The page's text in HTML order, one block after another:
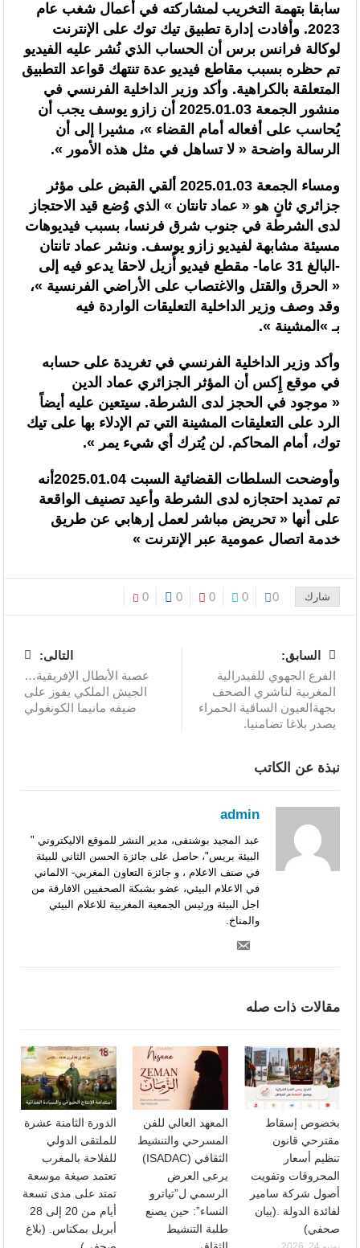
سابقا بتهمة التخريب لمشاركته في أعمال شغب عام
2023. وأفادت إدارة تطبيق تيك توك على الإنترنت
لوكالة فرانس برس أن الحساب الذي نُشر عليه الفيديو
تم حظره بسبب مقاطع فيديو عدة تنتهك قواعد التطبيق
المتعلقة بالكراهية. وأكد وزير الداخلية الفرنسي في
منشور الجمعة 2025.01.03 أن زازو يوسف يجب أن
يُحاسب على أفعاله أمام القضاء »، مشيرا إلى أن
الرسالة واضحة « لا تساهل في مثل هذه الأمور ».
ومساء الجمعة 2025.01.03 ألقي القبض على مؤثر
جزائري ثانٍ هو « عماد تانتان » الذي وُضع قيد الاحتجاز
لدى الشرطة في جنوب شرق فرنسا، بسبب فيديوهات
مسيئة مشابهة لفيديو زازو يوسف. ونشر عماد تانتان
-البالغ 31 عاما- مقطع فيديو أُزيل لاحقا يدعو فيه إلى
« الحرق والقتل والاغتصاب على الأراضي الفرنسية »،
وقد وصف وزير الداخلية التعليقات الواردة فيه
بـ »المشينة ».
وأكد وزير الداخلية الفرنسي في تغريدة على حسابه
في موقع إِكس أن المؤثر الجزائري عماد الدين
« موجود في الحجز لدى الشرطة. سيتعين عليه أيضاً
الرد على التعليقات المشينة التي تم الإدلاء بها على تيك
توك، أمام المحاكم. لن يُترك أي شيء يمر ».
وأوضحت السلطات القضائية السبت 2025.01.04أنه
تم تمديد احتجازه لدى الشرطة وأعيد تصنيف الواقعة
على أنها « تحريض مباشر لعمل إرهابي عن طريق
خدمة اتصال عمومية عبر الإنترنت »
شارك 0
0
0
0
0
السابق:
الفرع الجهوي للفيدرالية
المغربية لناشري الصحف
بجهةالعيون الساقية الحمراء
يصدر بلاغا تضامنيا.
التالى:
عصبة الأبطال الإفريقية…
الجيش الملكي يفوز على
ضيفه مانيما الكونغولي
نبذة عن الكاتب
admin
عبد المجيد بوشنفى، مدير النشر للموقع الاليكتروني "
البيئة بريس"، حاصل على جائزة الحسن الثاني للبيئة
في صنف الاعلام ، و جائزة التعاون المغربي- الالماني
في الاعلام البيئي، عضو بشبكة الصحفيين الافارقة من
اجل البيئة ورئيس الجمعية المغربية للاعلام البيئي
والمناخ.
مقالات ذات صله
بخصوص إسقاط
مقترحي قانون
تنظيم أسعار
المحروقات وتفويت
أصول شركة سامير
لفائدة الدولة .(بيان
صحفي)
المعهد العالي للفن
المسرحي والتنشيط
الثقافي (ISADAC)
يرعى العرض
الرسمي ل”تياترو
النساء”: حين يصنع
طلبة التنشيط
الدورة الثامنة عشرة
للملتقى الدولي
للفلاحة بالمغرب
تعتمد صيغة موسعة
تمتد على مدى تسعة
أيام من 20 إلى 28
أبريل بمكناس. (بلاغ